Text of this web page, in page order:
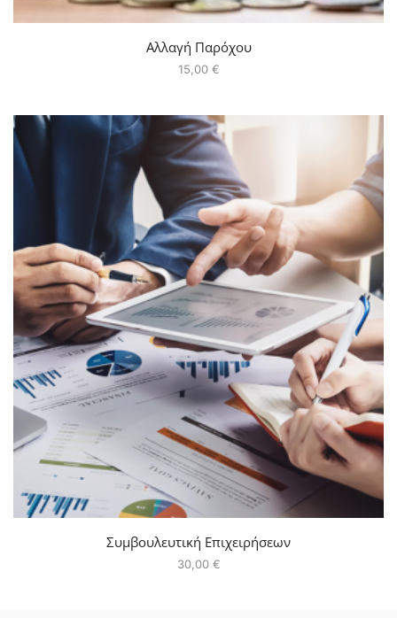
Αλλαγή Παρόχου
15,00 €
Συμβουλευτική Επιχειρήσεων
30,00 €